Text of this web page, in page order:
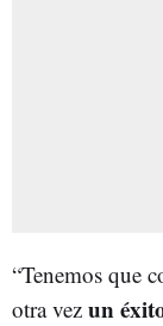
“Tenemos que
otra vez un